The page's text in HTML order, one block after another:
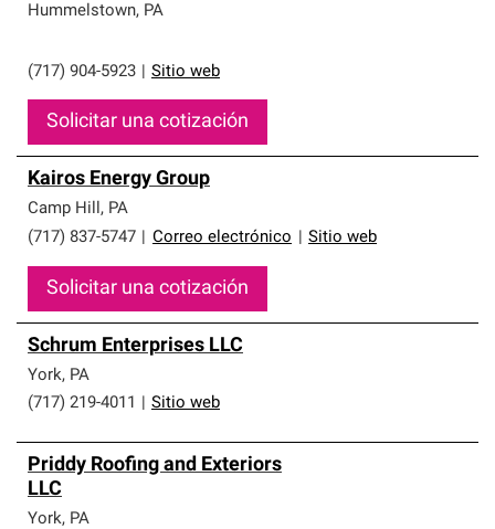
Hummelstown, PA
(717) 904-5923 Sitio web
Solicitar una cotización
Kairos Energy Group
Camp Hill, PA
(717) 837-5747
Correo electrónico Sitio web
Solicitar una cotización
Schrum Enterprises LLC
York, PA
(717) 219-4011
Sitio web
Priddy Roofing and Exteriors
LLC
York, PA